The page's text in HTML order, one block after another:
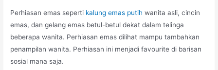
Perhiasan emas seperti kalung emas putih wanita asli, cincin
emas, dan gelang emas betul-betul dekat dalam telinga
beberapa wanita. Perhiasan emas dilihat mampu tambahkan
penampilan wanita. Perhiasan ini menjadi favourite di barisan
sosial mana saja.